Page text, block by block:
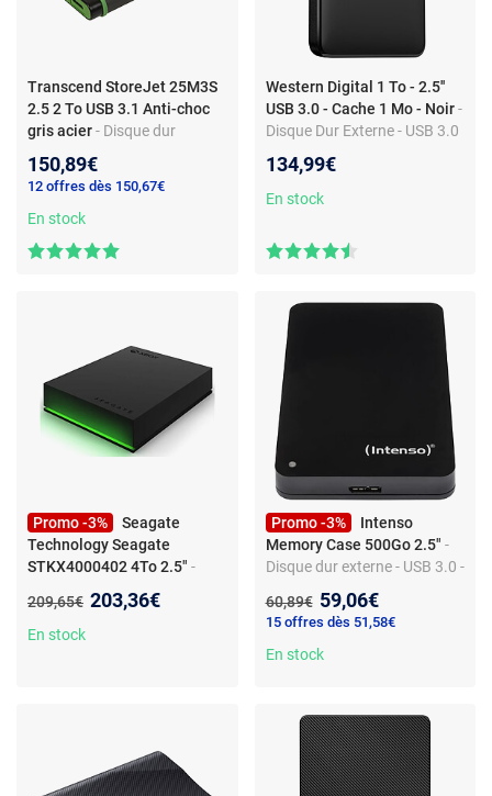
Transcend StoreJet 25M3S
2.5 2 To USB 3.1 Anti-choc
gris acier- Disque dur
TS2TSJ25M3S
150,89€
12 offres dès 150,67€
En stock
Western Digital 1 To - 2.5''
USB 3.0 - Cache 1 Mo - Noir -
Disque Dur Externe - USB 3.0
134,99€
En stock
Promo -3%
Seagate
Technology Seagate
STKX4000402 4To 2.5" -
Xbox - USB 3.2 - USB 3.0/2.0
- Noir
Ancien prix :
209,65€ Nouveau prix :
203,36€
En stock
Promo -3%
Intenso
Memory Case 500Go 2.5" -
Disque dur externe - USB 3.0 -
2.5" - noir
Ancien prix :
60,89€ Nouveau prix :
59,06€
15 offres dès 51,58€
En stock